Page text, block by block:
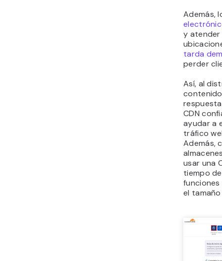
Además,
y atender
tarda
perder
Así, al
CDN
ayudar a
tráfico
Además,
usar una
tiempo
el